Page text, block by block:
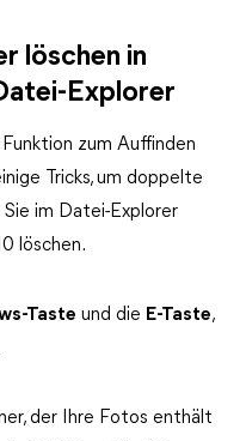
löschen in
Explorer
zum Auffinden
Tricks, um doppelte
Sie im Datei-Explorer
löschen.
Taste und die E-Taste,
der Ihre Fotos enthält